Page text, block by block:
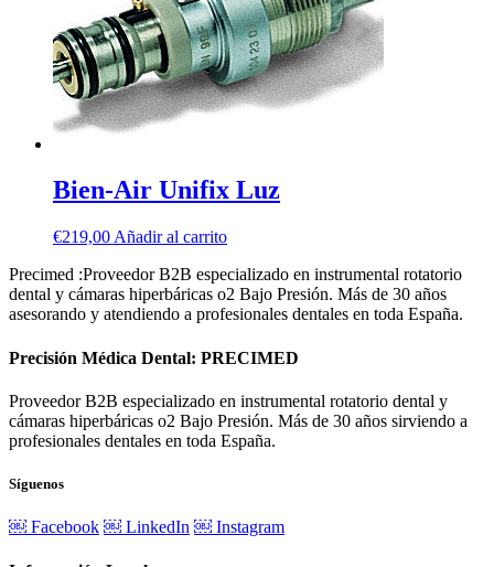
Bien-Air Unifix Luz
€219,00 Añadir al carrito
Precimed :Proveedor B2B especializado en instrumental rotatorio
dental y cámaras hiperbáricas o2 Bajo Presión. Más de 30 años
asesorando y atendiendo a profesionales dentales en toda España.
Precisión Médica Dental: PRECIMED
Proveedor B2B especializado en instrumental rotatorio dental y
cámaras hiperbáricas o2 Bajo Presión. Más de 30 años sirviendo a
profesionales dentales en toda España.
Síguenos
￼ Facebook ￼ LinkedIn ￼ Instagram